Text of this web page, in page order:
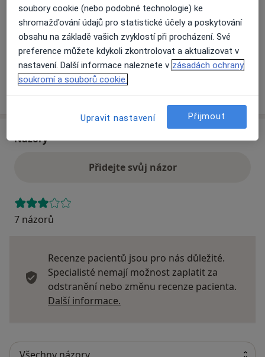
Způsoby platby (soukromé návštěvy)
Na teto adrese lékař přijímá pacienty na pojišťovnu
Detaily
Více
Názory
Přidejte svůj názor
7 názorů
Recenze pacientů jsou pro nás důležité.
Specialisté nemají možnost zaplatit za
odstranění nebo změnu recenze pacienta.
Další informace.
soubory cookie (nebo podobné technologie) ke
shromažďování údajů pro statistické účely a poskytování
obsahu na základě vašich zvyklostí při procházení. Své
preference můžete kdykoli zkontrolovat a aktualizovat v
nastavení. Další informace naleznete v zásadách ochrany
soukromí a souborů cookie.
Upravit nastavení Přijmout